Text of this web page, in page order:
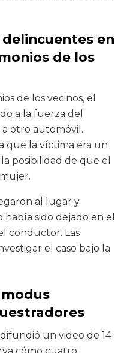
en
de los
de los vecinos, el
a la fuerza del
otro automóvil.
que la víctima era un
posibilidad de que el
al lugar y
sido dejado en el
conductor. Las
el caso bajo la
un video de 14
cómo cuatro